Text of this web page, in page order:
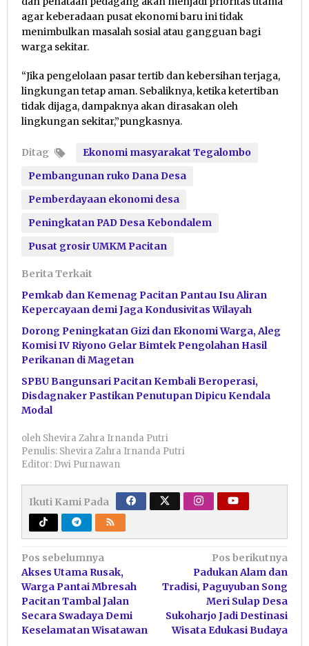
agar keberadaan pusat ekonomi baru ini tidak
menimbulkan masalah sosial atau gangguan bagi
warga sekitar.
“Jika pengelolaan pasar tertib dan kebersihan terjaga,
lingkungan tetap aman. Sebaliknya, ketika ketertiban
tidak dijaga, dampaknya akan dirasakan oleh
lingkungan sekitar,”pungkasnya.
Ditag
Ekonomi masyarakat Tegalombo
Pembangunan ruko Dana Desa
Pemberdayaan ekonomi desa
Peningkatan PAD Desa Kebondalem
Pusat grosir UMKM Pacitan
Berita Terkait
Pemkab dan Kemenag Pacitan Pantau Isu Aliran
Kepercayaan demi Jaga Kondusivitas Wilayah
Dorong Peningkatan Gizi dan Ekonomi Warga, Aleg
Komisi IV Riyono Gelar Bimtek Pengolahan Hasil
Perikanan di Magetan
SPBU Bangunsari Pacitan Kembali Beroperasi,
Disdagnaker Pastikan Penutupan Dipicu Kendala
Modal
oleh Shevira Zahra Irnanda Putri
Penulis: Shevira Zahra Irnanda Putri
Editor: Dwi Purnawan
Ikuti Kami Pada
Navigasi
pos
Pos sebelumnya
Akses Utama Rusak,
Warga Pantai Mbresah
Pacitan Tambal Jalan
Secara Swadaya Demi
Keselamatan Wisatawan
Pos berikutnya
Padukan Alam dan
Tradisi, Paguyuban Song
Meri Sulap Desa
Sukoharjo Jadi Destinasi
Wisata Edukasi Budaya